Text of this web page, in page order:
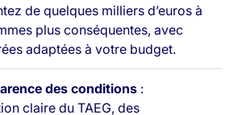
de quelques milliers d’euros à
plus conséquentes, avec
adaptées à votre budget.
des conditions :
claire du TAEG, des